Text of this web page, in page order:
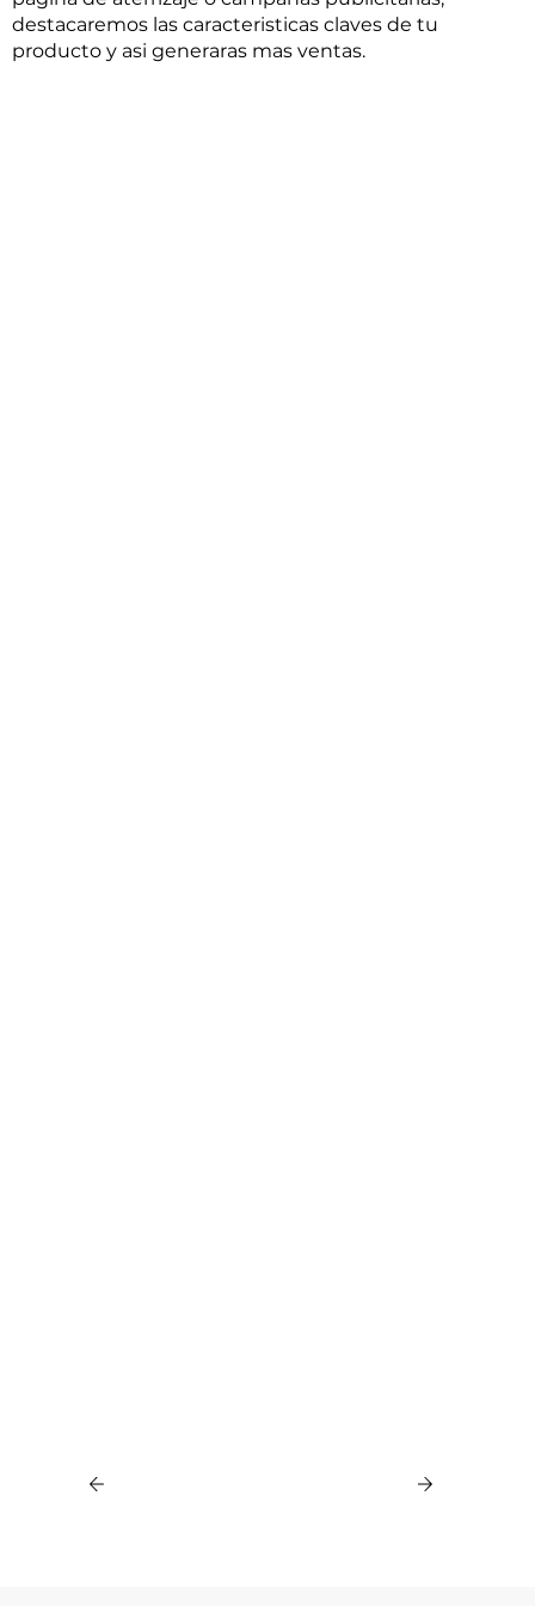
destacaremos las caracteristicas claves de tu
producto y asi generaras mas ventas.